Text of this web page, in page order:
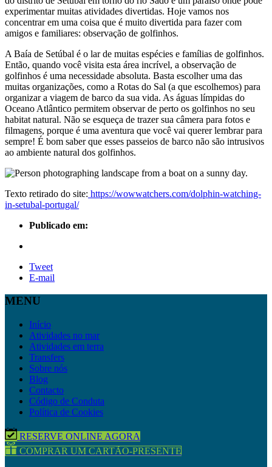
experimentar muitas atividades divertidas. Hoje vamos nos
concentrar em uma coisa que é muito divertida para fazer com
amigos e familiares: observação de golfinhos.
A Baía de Setúbal é o lar de muitas espécies e famílias de golfinhos.
Então, quando você visita esta área incrível, a observação de
golfinhos é uma necessidade absoluta. Basta escolher uma das
muitas organizações, como a Rotas do Sal (a que escolhemos) para
organizar a viagem de barco da sua vida. As águas límpidas do
Oceano Atlântico permitem observar de perto os golfinhos no seu
habitat natural. Não se esqueça de trazer sua câmera para fotos e
filmagens, porque é uma aventura que você vai querer lembrar para
sempre! É bom saber que esses passeios de barco não são intrusivos
ao ambiente natural dos golfinhos.
Texto retirado do site: https://wowwatchers.com/dolphin-watching-
in-setubal-portugal/
Publicado em:
Tweet
E-mail
MENU
Início
Atividades no mar
Atividades em terra
Transfers
Sobre nós
Blog
Contacto
Código de Conduta
Política de Cookies
RESERVE ONLINE AGORA
COMPRAR UM CARTÃO-PRESENTE